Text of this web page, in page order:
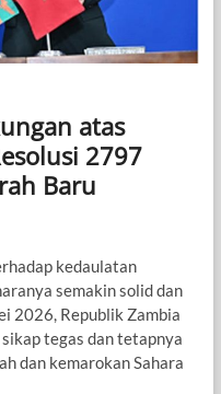
atas
2797
Baru
kedaulatan
semakin solid dan
2026, Republik Zambia
tegas dan tetapnya
dan kemarokan Sahara